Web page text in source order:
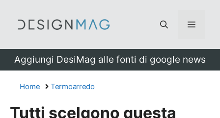
Menu
Aggiungi DesiMag alle fonti di google news
Home Termoarredo
Tutti scelgono questa